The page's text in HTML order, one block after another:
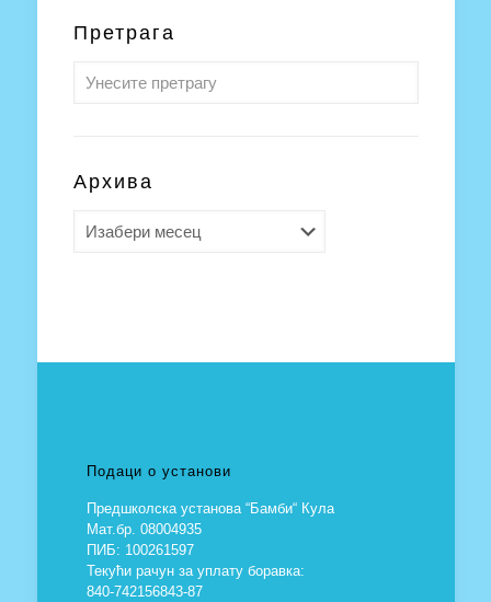
Претрага
Архива
Подаци о установи
Предшколска установа “Бамби“ Кула
Мат.бр. 08004935
ПИБ: 100261597
Текући рачун за уплату боравка:
840-742156843-87